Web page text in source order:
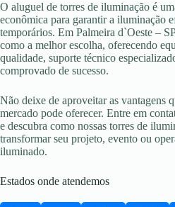
O aluguel de torres de iluminação é
econômica para garantir a iluminação
temporários. Em Palmeira d`Oeste –
como a melhor escolha, oferecendo
qualidade, suporte técnico
comprovado de sucesso.
Não deixe de aproveitar as vantagens
mercado pode oferecer. Entre em
e descubra como nossas torres de
transformar seu projeto, evento ou
iluminado.
Estados onde atendemos